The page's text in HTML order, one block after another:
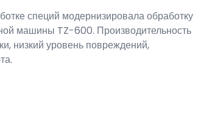
специй модернизировала обработку
машины TZ-600. Производительность
низкий уровень повреждений,